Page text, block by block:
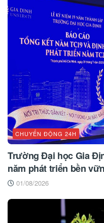
CHUYỂN ĐỘNG 24H
Trường Đại học Gia
năm phát triển bền
01/08/2026